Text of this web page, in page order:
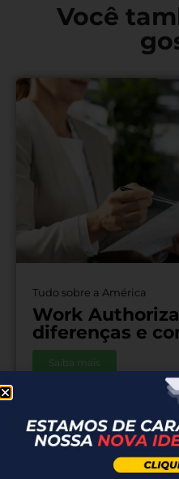
Você
Tudo sobre a América
Work
diferenças e
Saiba mais